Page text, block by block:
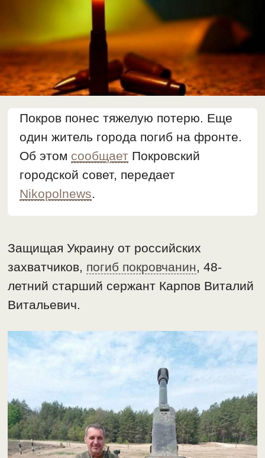
Покров понес тяжелую потерю. Еще
один житель города погиб на фронте.
Об этом сообщает Покровский
городской совет, передает
Nikopolnews
Защищая Украину от российских
захватчиков, погиб покровчанин , 48-
летний старший сержант Карпов Виталий
Витальевич.